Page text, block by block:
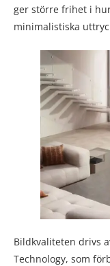
ger större frihet i
minimalistiska
Bildkvaliteten drivs
Technology, som